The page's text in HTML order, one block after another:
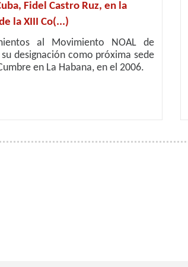
Fidel Castro Ruz, en la
la XIII Co(...)
al Movimiento NOAL de
designación como próxima sede
en La Habana, en el 2006.